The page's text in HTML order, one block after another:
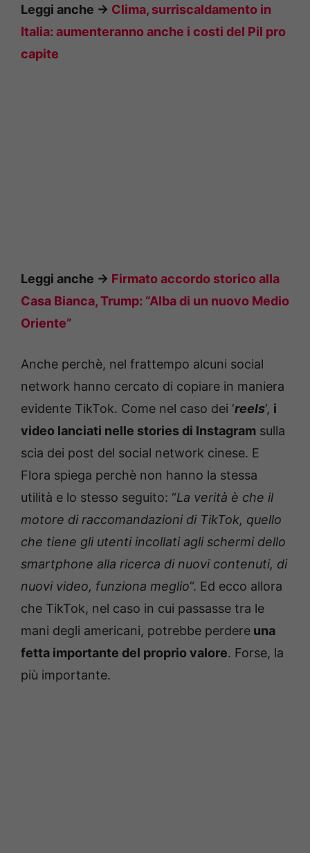
Leggi anche -> Clima, surriscaldamento in
Italia: aumenteranno anche i costi del Pil pro
capite
Leggi anche -> Firmato accordo storico alla
Casa Bianca, Trump: “Alba di un nuovo Medio
Oriente”
Anche perchè, nel frattempo alcuni social
network hanno cercato di copiare in maniera
evidente TikTok. Come nel caso dei ‘reels‘, i
video lanciati nelle stories di Instagram sulla
scia dei post del social network cinese. E
Flora spiega perchè non hanno la stessa
utilità e lo stesso seguito: “La verità è che il
motore di raccomandazioni di TikTok, quello
che tiene gli utenti incollati agli schermi dello
smartphone alla ricerca di nuovi contenuti, di
nuovi video, funziona meglio“. Ed ecco allora
che TikTok, nel caso in cui passasse tra le
mani degli americani, potrebbe perdere una
fetta importante del proprio valore. Forse, la
più importante.